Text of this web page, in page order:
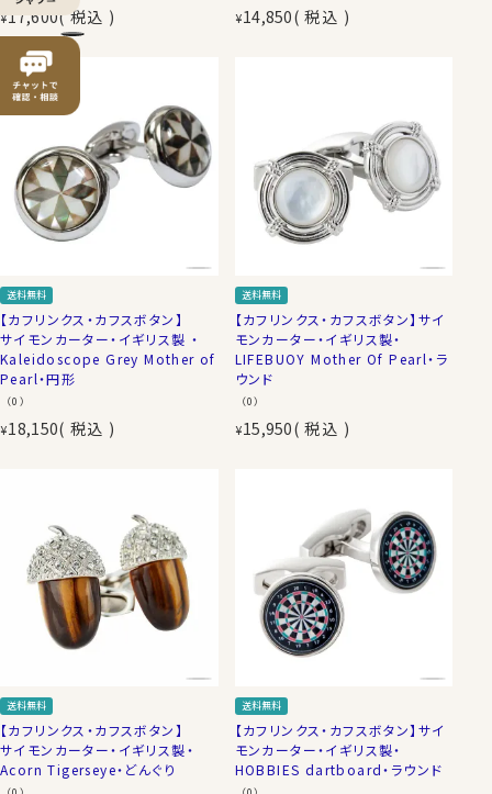
¥17,600 税込 ¥14,850 税込
送料無料
【カフリンクス・カフスボタン】
サイモンカーター・イギリス製 ・
Kaleidoscope Grey Mother of
Pearl・円形
（0）
¥18,150 税込
送料無料
【カフリンクス・カフスボタン】サイ
モンカーター・イギリス製・
LIFEBUOY Mother Of Pearl・ラ
ウンド
（0）
¥15,950 税込
送料無料
【カフリンクス・カフスボタン】
サイモンカーター・イギリス製・
Acorn Tigerseye・どんぐり
送料無料
【カフリンクス・カフスボタン】サイ
モンカーター・イギリス製・
HOBBIES dartboard・ラウンド